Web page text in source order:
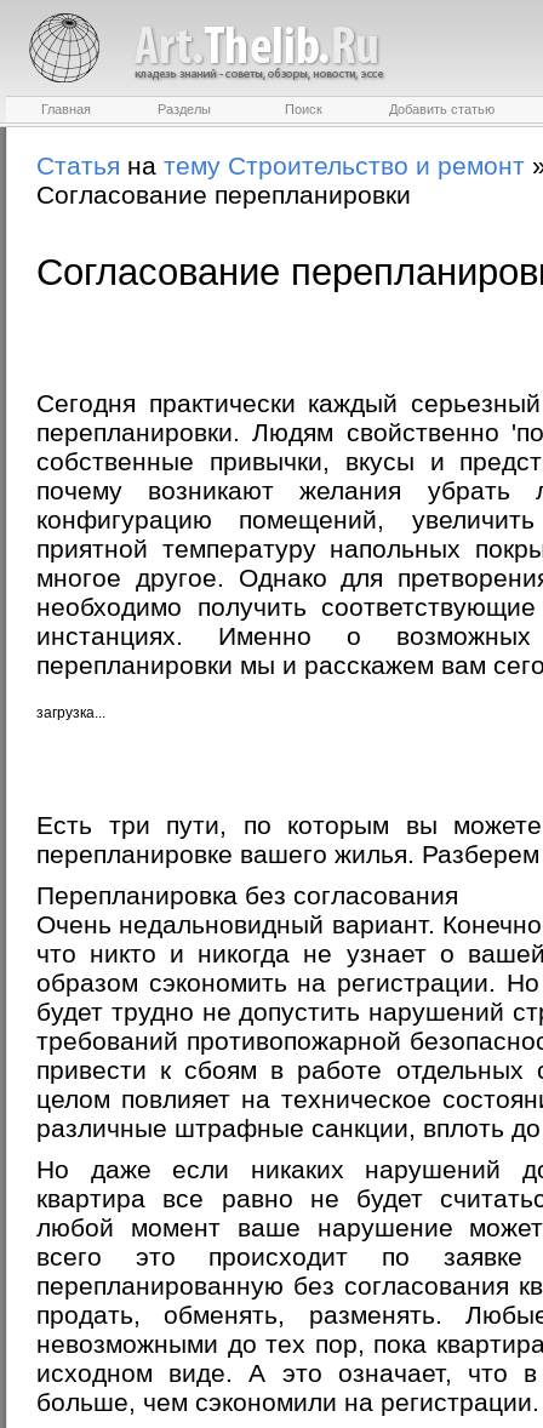
Главная Разделы Поиск Добавить статью
Статья на тему Строительство и ремонт
Согласование перепланировки
Согласование
Сегодня практически каждый
перепланировки. Людям свойственно
собственные привычки, вкусы и
почему возникают желания убрать
конфигурацию помещений,
приятной температуру напольных
многое другое. Однако для
необходимо получить
инстанциях. Именно о возможных
перепланировки мы и раcскажем вам
загрузка...
Есть три пути, по которым вы
перепланировке вашего жилья.
Перепланировка без согласования
Очень недальновидный вариант.
что никто и никогда не узнает о
образом сэкономить на регистрации.
будет трудно не допустить нарушений
требований противопожарной
привести к сбоям в работе отдельных
целом повлияет на техническое
различные штрафные санкции, вплоть
Но даже если никаких нарушений
квартира все равно не будет
любой момент ваше нарушение
всего это происходит по
перепланированную без согласования
продать, обменять, разменять.
невозможными до тех пор, пока
исходном виде. А это означает, что
больше, чем сэкономили на регистрации.